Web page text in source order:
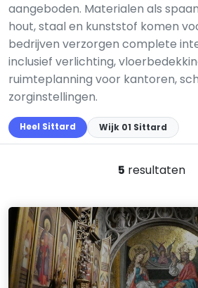
aangeboden. Materialen als
hout, staal en kunststof komen
bedrijven verzorgen complete
inclusief verlichting,
ruimteplanning voor kantoren,
zorginstellingen.
Heel Sittard Wijk 01 Sittard
5 resultaten